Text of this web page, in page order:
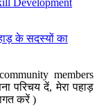
के सदस्यों का
members
परिचय दें, मेरा पहाड़
करें )